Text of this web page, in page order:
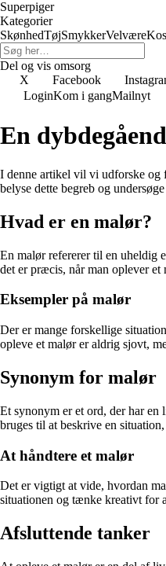
Superpiger
Kategorier
SkønhedTøjSmykkerVelvære
Del og vis omsorg
X
Facebook
LoginKom i gangMailnyt
En
I denne artikel vil vi udforske og
belyse dette begreb og
Hvad er en malør?
En malør refererer til en uheldig
det er præcis, når man oplever et
Eksempler på malør
Der er mange forskellige
opleve et malør er aldrig sjovt,
Synonym for malør
Et synonym er et ord, der har
bruges til at beskrive en
At håndtere et malør
Det er vigtigt at vide, hvordan
situationen og tænke kreativt for
Afsluttende tanker